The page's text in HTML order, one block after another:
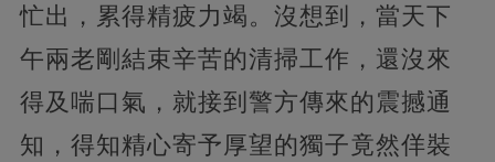
忙出，累得精疲力竭。沒想到，當天下
午兩老剛結束辛苦的清掃工作，還沒來
得及喘口氣，就接到警方傳來的震撼通
知，得知精心寄予厚望的獨子竟然佯裝